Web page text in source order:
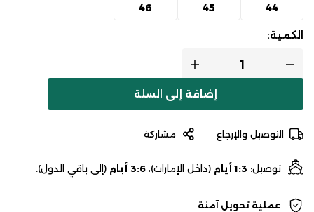
44
45
46
الكمية:
إضافة إلى السلة
التوصيل والإرجاع مشاركة
توصيل: 1:3 أيام (داخل الإمارات)، 3:6 أيام (إلى باقي الدول).
عملية تحويل آمنة